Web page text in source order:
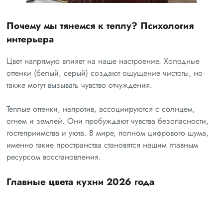
Почему мы тянемся к теплу? Психология
интерьера
Цвет напрямую влияет на наше настроение. Холодные
оттенки (белый, серый) создают ощущение чистоты, но
также могут вызывать чувство отчуждения.
Теплые оттенки, напротив, ассоциируются с солнцем,
огнем и землей. Они пробуждают чувства безопасности,
гостеприимства и уюта. В мире, полном цифрового шума,
именно такие пространства становятся нашим главным
ресурсом восстановления.
Главные цвета кухни 2026 года